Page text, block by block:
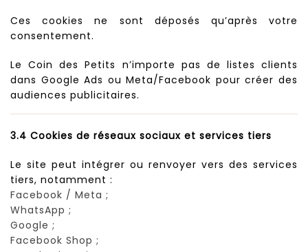
Ces cookies ne sont déposés qu’après votre
consentement.
Le Coin des Petits n’importe pas de listes clients
dans Google Ads ou Meta/Facebook pour créer des
audiences publicitaires.
3.4 Cookies de réseaux sociaux et services tiers
Le site peut intégrer ou renvoyer vers des services
tiers, notamment :
Facebook / Meta ;
WhatsApp ;
Google ;
Facebook Shop ;